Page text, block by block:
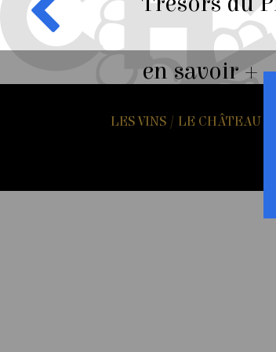
en savoir +
LES VINS / LE CHÂTEAU